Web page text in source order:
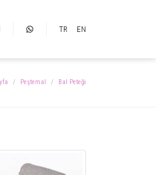
TR EN
Peştemal Bal Peteği